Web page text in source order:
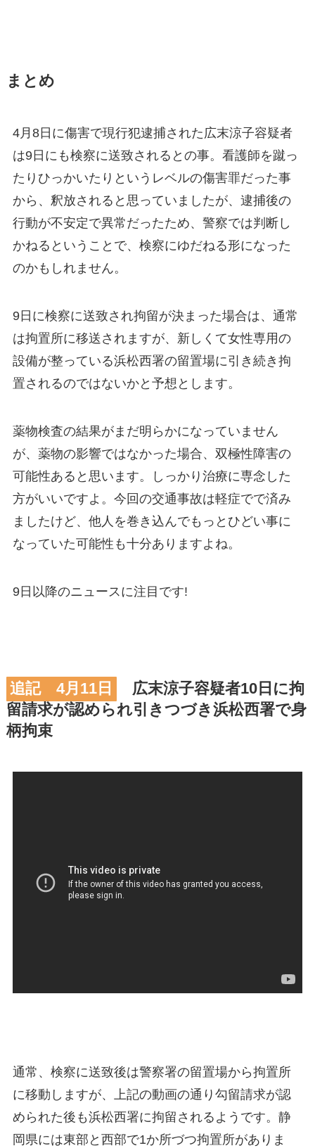
まとめ
4月8日に傷害で現行犯逮捕された広末涼子容疑者
は9日にも検察に送致されるとの事。看護師を蹴っ
たりひっかいたりというレベルの傷害罪だった事
から、釈放されると思っていましたが、逮捕後の
行動が不安定で異常だったため、警察では判断し
かねるということで、検察にゆだねる形になった
のかもしれません。
9日に検察に送致され拘留が決まった場合は、通常
は拘置所に移送されますが、新しくて女性専用の
設備が整っている浜松西署の留置場に引き続き拘
置されるのではないかと予想とします。
薬物検査の結果がまだ明らかになっていません
が、薬物の影響ではなかった場合、双極性障害の
可能性あると思います。しっかり治療に専念した
方がいいですよ。今回の交通事故は軽症でで済み
ましたけど、他人を巻き込んでもっとひどい事に
なっていた可能性も十分ありますよね。
9日以降のニュースに注目です!
追記 4月11日
広末涼子容疑者10日に拘
留請求が認められ引きつづき浜松西署で身
柄拘束
通常、検察に送致後は警察署の留置場から拘置所
に移動しますが、上記の動画の通り勾留請求が認
められた後も浜松西署に拘留されるようです。静
岡県には東部と西部で1か所づつ拘置所がありま